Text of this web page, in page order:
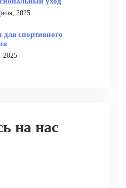
2025
для спортивного
2025
на нас